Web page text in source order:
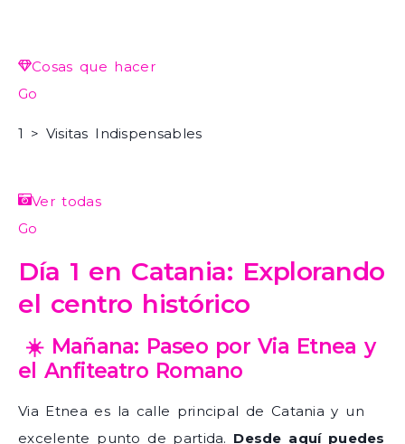
Cosas que hacer
Go
1 > Visitas Indispensables
Ver todas
Go
Día 1 en Catania: Explorando
el centro histórico
☀️ Mañana: Paseo por Via Etnea y
el Anfiteatro Romano
Via Etnea es la calle principal de Catania y un
excelente punto de partida. Desde aquí puedes